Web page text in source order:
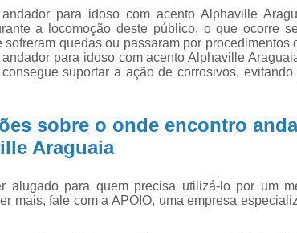
Muleta
para idoso com acento Alphaville
a locomoção deste público, o que ocorre
quedas ou passaram por procedimentos
para idoso com acento Alphaville
suportar a ação de corrosivos,
sobre o onde encontro
Araguaia
alugado para quem precisa utilizá-lo por um
mais, fale com a APOIO, uma empresa